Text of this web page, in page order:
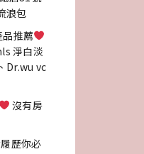
浪包
推薦
淨白淡
Dr.wu vc
沒有房
歷你必